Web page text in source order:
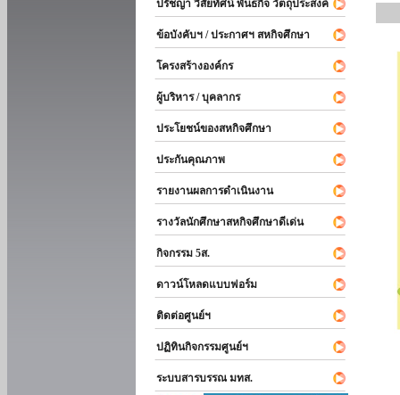
ปรัชญา วิสัยทัศน์ พันธกิจ วัตถุประสงค์
ข้อบังคับฯ / ประกาศฯ สหกิจศึกษา
โครงสร้างองค์กร
ผู้บริหาร / บุคลากร
ประโยชน์ของสหกิจศึกษา
ประกันคุณภาพ
รายงานผลการดำเนินงาน
รางวัลนักศึกษาสหกิจศึกษาดีเด่น
กิจกรรม 5ส.
ดาวน์โหลดแบบฟอร์ม
ติดต่อศูนย์ฯ
ปฏิทินกิจกรรมศูนย์ฯ
ระบบสารบรรณ มทส.